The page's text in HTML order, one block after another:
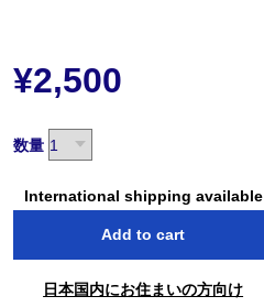
¥2,500
数量
International shipping available
Add to cart
日本国内にお住まいの方向け